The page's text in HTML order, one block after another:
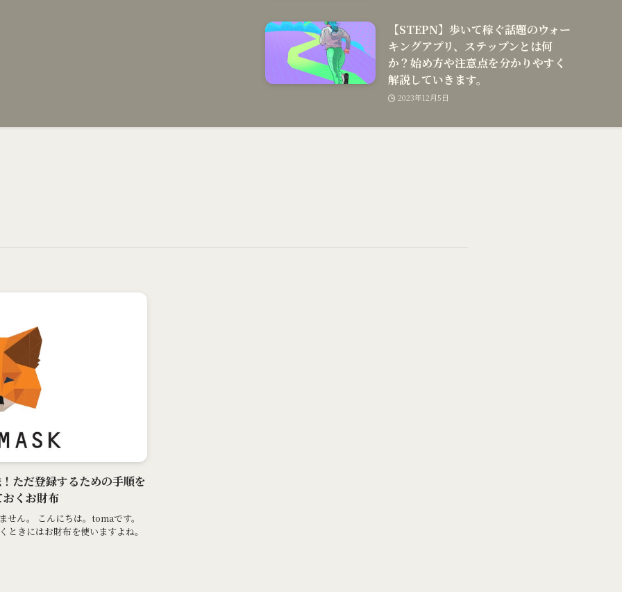
【STEPN】歩いて稼ぐ話題のウォー
キングアプリ、ステップンとは何
か？始め方や注意点を分かりやすく
解説していきます。
2023年12月5日
ただ登録するための手順を
くお財布
ん。 こんにちは。tomaです。
きにはお財布を使いますよね。